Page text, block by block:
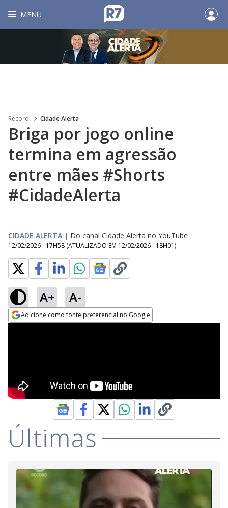
MENU
Record Cidade Alerta
Briga por jogo online
termina em agressão
entre mães #Shorts
#CidadeAlerta
CIDADE ALERTA | Do canal Cidade Alerta no YouTube
12/02/2026 - 17H58 (ATUALIZADO EM 12/02/2026 - 18H01)
A+ A-
Adicione como fonte preferencial no Google
Últimas